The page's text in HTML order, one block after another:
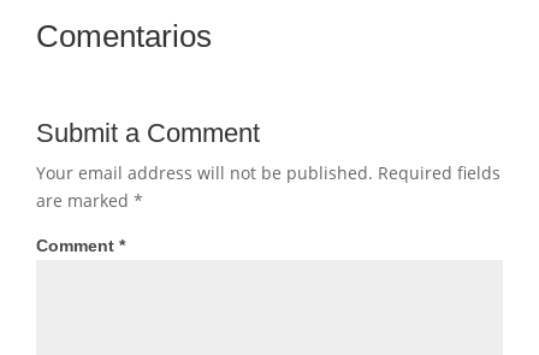
Comentarios
Submit a Comment
Your email address will not be published. Required fields
are marked *
Comment *